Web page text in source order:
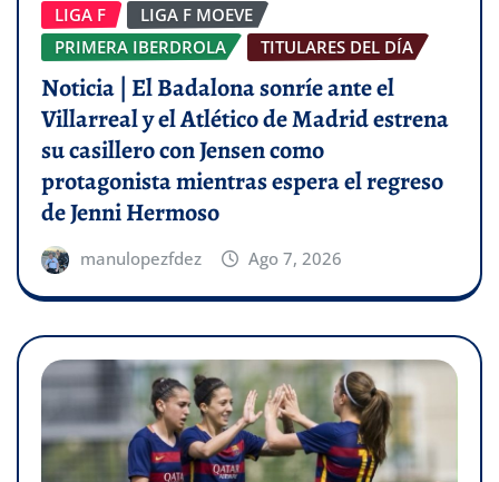
LIGA F
LIGA F MOEVE
PRIMERA IBERDROLA
TITULARES DEL DÍA
Noticia | El Badalona sonríe ante el
Villarreal y el Atlético de Madrid estrena
su casillero con Jensen como
protagonista mientras espera el regreso
de Jenni Hermoso
manulopezfdez Ago 7, 2026